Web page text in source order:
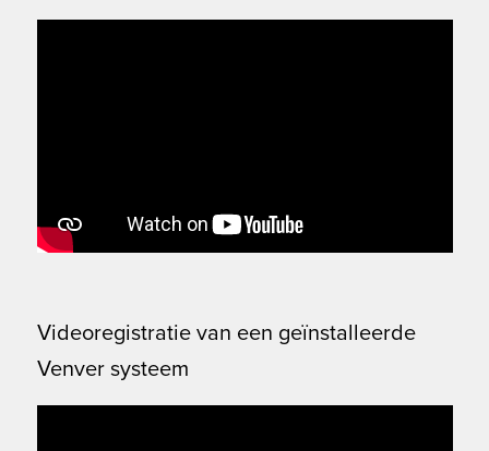
Videoregistratie van een geïnstalleerde
Venver systeem